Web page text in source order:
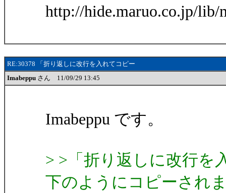
http://hide.maruo.co.jp/
RE:30378 「折り返しに改行を入れてコピー
Imabeppu さん 11/09/29 13:45
Imabeppu です。
> >「折り返しに改行を
下のようにコピーされ